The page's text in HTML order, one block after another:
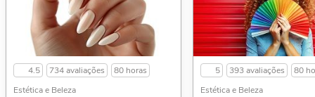
4.5 734 avaliações
80 horas
Estética e Beleza
5 393 avaliações
80
Estética e Beleza